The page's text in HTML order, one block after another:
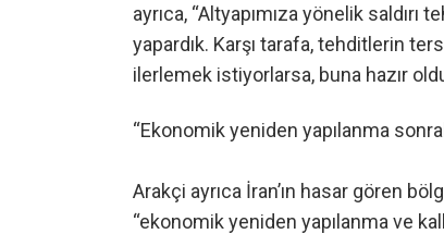
ayrıca, “Altyapımıza yönelik
yapardık. Karşı tarafa, tehditlerin
ilerlemek istiyorlarsa, buna hazır
“Ekonomik yeniden yapılanma
Arakçi ayrıca İran’ın hasar gören
“ekonomik yeniden yapılanma ve